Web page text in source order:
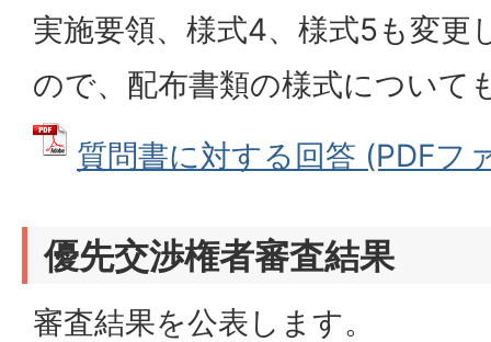
実施要領、様式4、様式5も変更
ので、配布書類の様式について
質問書に対する回答 (PDFフ
優先交渉権者審査結果
審査結果を公表します。